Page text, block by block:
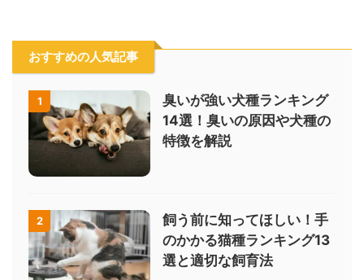
おすすめの人気記事
1
臭いが強い犬種ランキング
14選！臭いの原因や犬種の
特徴を解説
2
飼う前に知ってほしい！手
のかかる猫種ランキング13
選と適切な飼育法